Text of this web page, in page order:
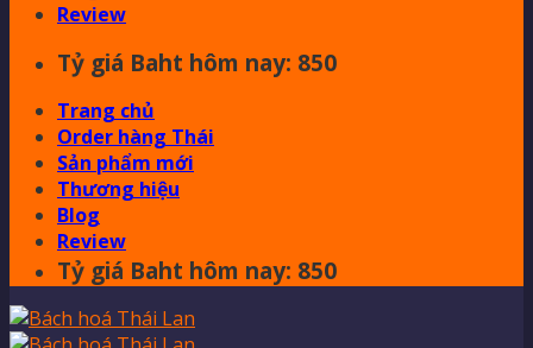
Review
Tỷ giá Baht hôm nay: 850
Trang chủ
Order hàng Thái
Sản phẩm mới
Thương hiệu
Blog
Review
Tỷ giá Baht hôm nay: 850